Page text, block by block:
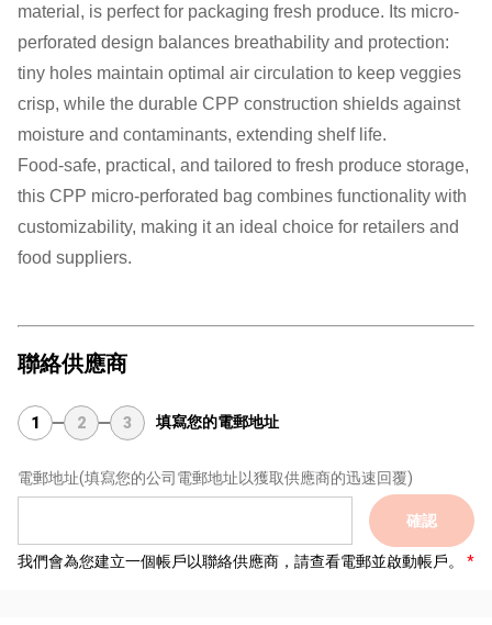
material, is perfect for packaging fresh produce. Its micro-
perforated design balances breathability and protection:
tiny holes maintain optimal air circulation to keep veggies
crisp, while the durable CPP construction shields against
moisture and contaminants, extending shelf life.
Food-safe, practical, and tailored to fresh produce storage,
this CPP micro-perforated bag combines functionality with
customizability, making it an ideal choice for retailers and
food suppliers.
聯絡供應商
1 2 3 填寫您的電郵地址
電郵地址(填寫您的公司電郵地址以獲取供應商的迅速回覆)
確認
我們會為您建立一個帳戶以聯絡供應商，請查看電郵並啟動帳戶。